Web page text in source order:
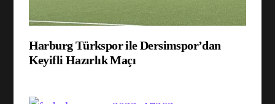
Harburg Türkspor ile Dersimspor’dan
Keyifli Hazırlık Maçı